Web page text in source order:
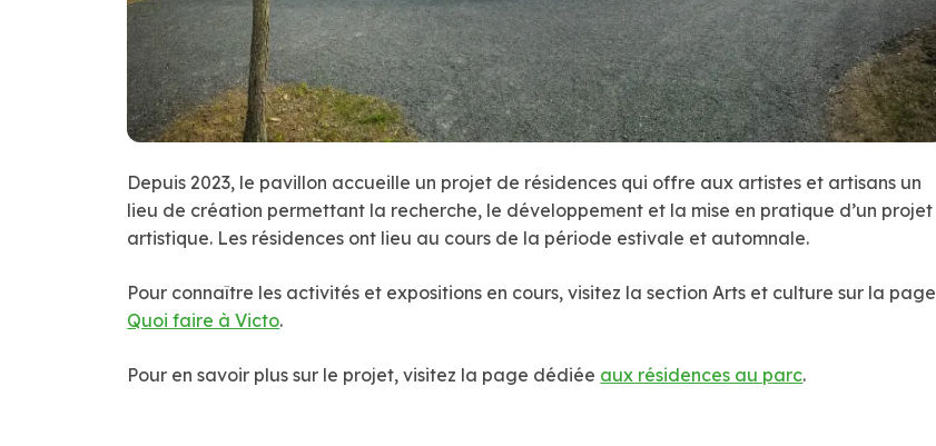
Depuis 2023, le pavillon accueille un projet de résidences qui offre aux artistes et artisans un
lieu de création permettant la recherche, le développement et la mise en pratique d’un projet
artistique. Les résidences ont lieu au cours de la période estivale et automnale.
Pour connaître les activités et expositions en cours, visitez la section Arts et culture sur la page
Quoi faire à Victo.
Pour en savoir plus sur le projet, visitez la page dédiée aux résidences au parc.